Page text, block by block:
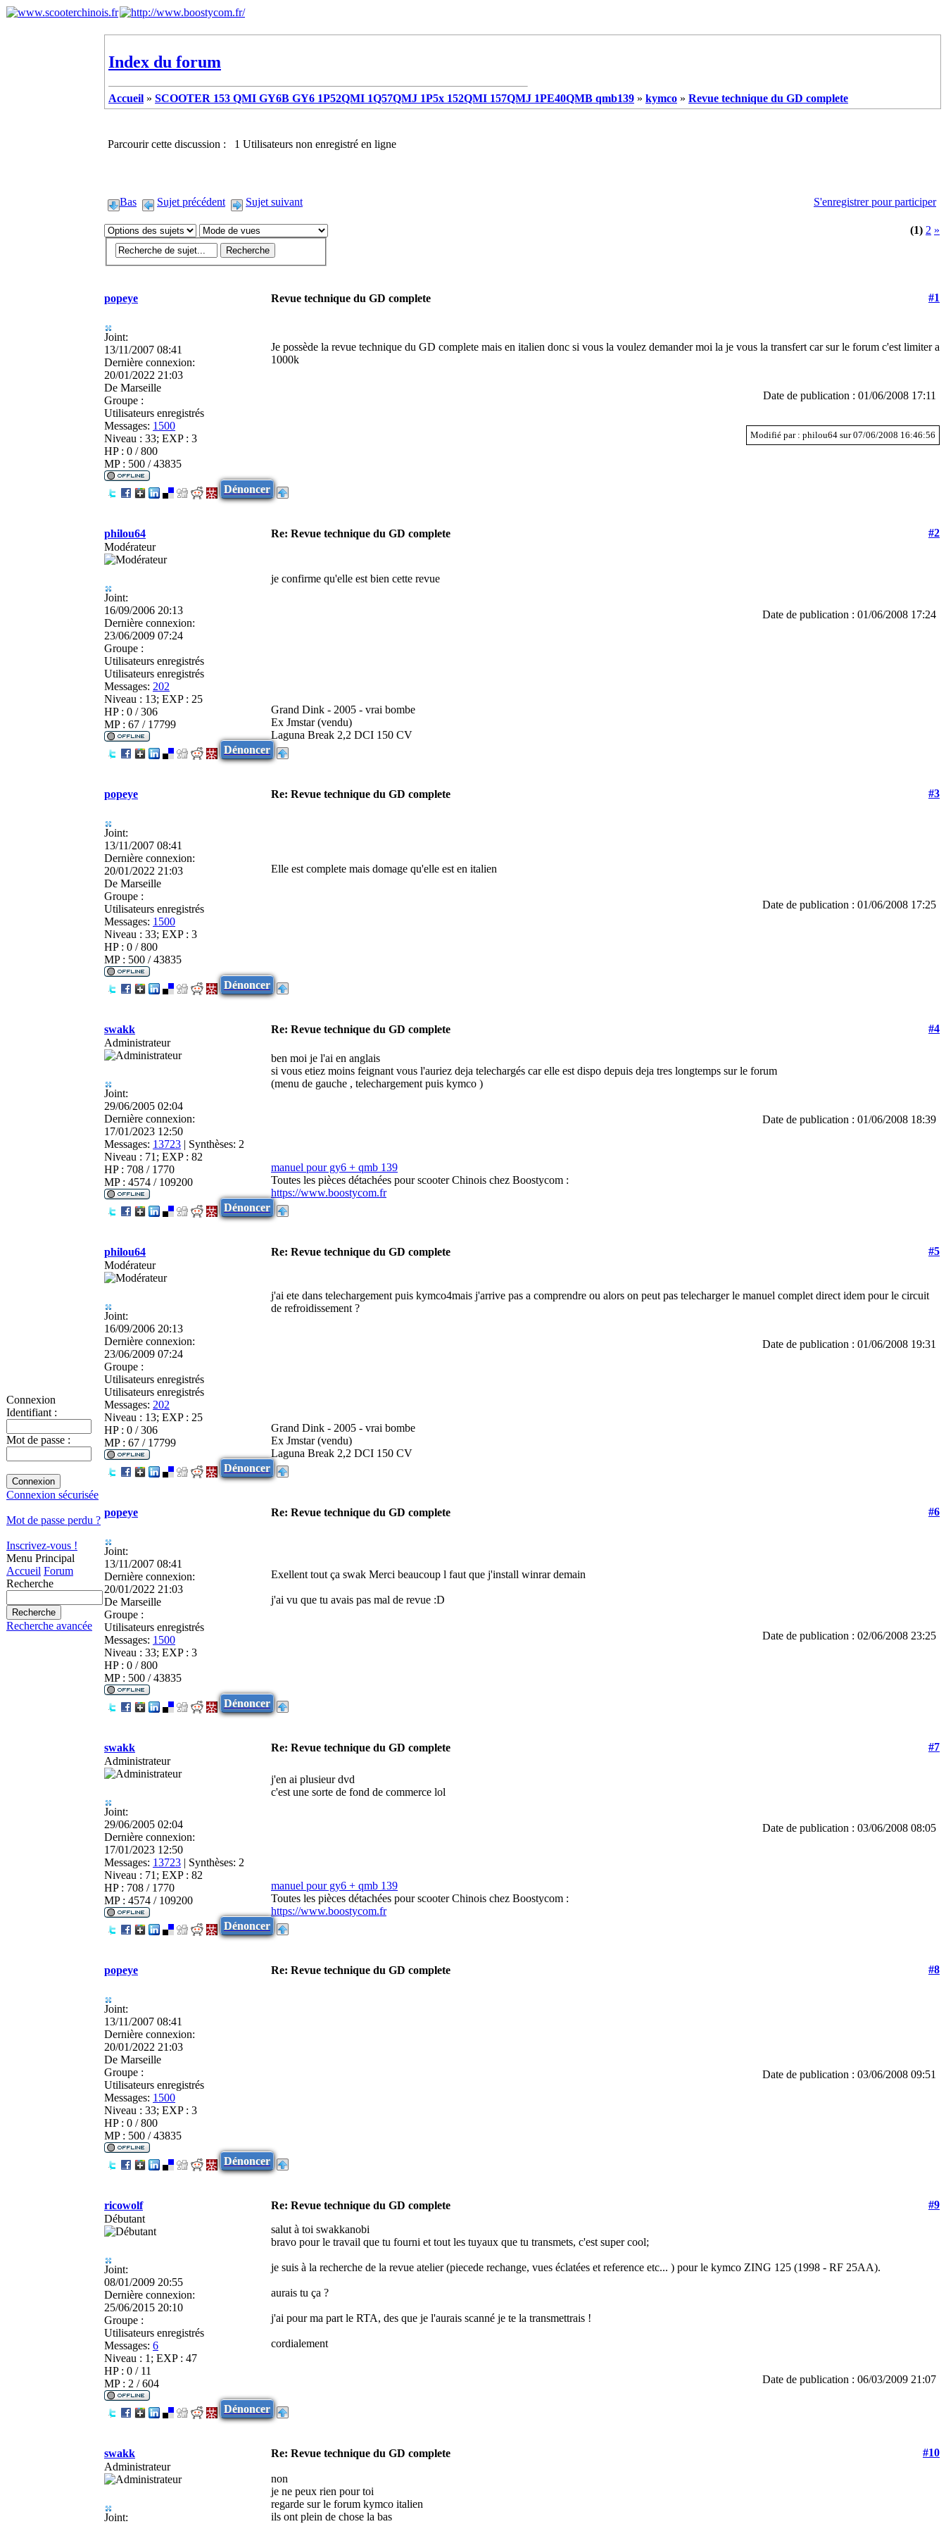
Connexion
Identifiant :
Mot de passe :
Connexion sécurisée
Mot de passe perdu ?
Inscrivez-vous !
Menu Principal
Accueil Forum
Recherche
Recherche avancée
Index du forum
Accueil » SCOOTER 153 QMI GY6B GY6 1P52QMI 1Q57QMJ 1P5x 152QMI 157QMJ 1PE40QMB qmb139 » kymco » Revue technique du GD complete
Parcourir cette discussion : 1 Utilisateurs non enregistré en ligne
Bas Sujet précédent Sujet suivant S'enregistrer pour participer
(1) 2 »
popeye Revue technique du GD complete #1
Joint:
13/11/2007 08:41
Dernière connexion:
20/01/2022 21:03
De Marseille
Groupe :
Utilisateurs enregistrés
Messages: 1500
Niveau : 33; EXP : 3
HP : 0 / 800
MP : 500 / 43835
Je possède la revue technique du GD complete mais en italien donc si vous la voulez demander moi la je vous la transfert car sur le forum c'est limiter a
1000k
Date de publication : 01/06/2008 17:11
Modifié par : philou64 sur 07/06/2008 16:46:56
Dénoncer
philou64 Re: Revue technique du GD complete
#2
Modérateur
Joint:
16/09/2006 20:13
Dernière connexion:
23/06/2009 07:24
Groupe :
Utilisateurs enregistrés
Utilisateurs enregistrés
Messages: 202
Niveau : 13; EXP : 25
HP : 0 / 306
MP : 67 / 17799
je confirme qu'elle est bien cette revue
Date de publication : 01/06/2008 17:24
Grand Dink - 2005 - vrai bombe
Ex Jmstar (vendu)
Laguna Break 2,2 DCI 150 CV
Dénoncer
popeye Re: Revue technique du GD complete #3
Joint:
13/11/2007 08:41
Dernière connexion:
20/01/2022 21:03
De Marseille
Groupe :
Utilisateurs enregistrés
Messages: 1500
Niveau : 33; EXP : 3
HP : 0 / 800
MP : 500 / 43835
Elle est complete mais domage qu'elle est en italien
Date de publication : 01/06/2008 17:25
Dénoncer
swakk Re: Revue technique du GD complete
#4
Administrateur
Joint:
29/06/2005 02:04
Dernière connexion:
17/01/2023 12:50
Messages: 13723 | Synthèses: 2
Niveau : 71; EXP : 82
HP : 708 / 1770
MP : 4574 / 109200
ben moi je l'ai en anglais
si vous etiez moins feignant vous l'auriez deja telechargés car elle est dispo depuis deja tres longtemps sur le forum
(menu de gauche , telechargement puis kymco )
Date de publication : 01/06/2008 18:39
manuel pour gy6 + qmb 139
Toutes les pièces détachées pour scooter Chinois chez Boostycom :
https://www.boostycom.fr
Dénoncer
philou64 Re: Revue technique du GD complete
#5
Modérateur
Joint:
16/09/2006 20:13
Dernière connexion:
23/06/2009 07:24
Groupe :
Utilisateurs enregistrés
Utilisateurs enregistrés
Messages: 202
Niveau : 13; EXP : 25
HP : 0 / 306
MP : 67 / 17799
j'ai ete dans telechargement puis kymco4mais j'arrive pas a comprendre ou alors on peut pas telecharger le manuel complet direct idem pour le circuit
de refroidissement ?
Date de publication : 01/06/2008 19:31
Grand Dink - 2005 - vrai bombe
Ex Jmstar (vendu)
Laguna Break 2,2 DCI 150 CV
Dénoncer
popeye Re: Revue technique du GD complete #6
Joint:
13/11/2007 08:41
Dernière connexion:
20/01/2022 21:03
De Marseille
Groupe :
Utilisateurs enregistrés
Messages: 1500
Niveau : 33; EXP : 3
HP : 0 / 800
MP : 500 / 43835
Exellent tout ça swak Merci beaucoup l faut que j'install winrar demain
j'ai vu que tu avais pas mal de revue :D
Date de publication : 02/06/2008 23:25
Dénoncer
swakk Re: Revue technique du GD complete
#7
Administrateur
Joint:
29/06/2005 02:04
Dernière connexion:
17/01/2023 12:50
Messages: 13723 | Synthèses: 2
Niveau : 71; EXP : 82
HP : 708 / 1770
MP : 4574 / 109200
j'en ai plusieur dvd
c'est une sorte de fond de commerce lol
Date de publication : 03/06/2008 08:05
manuel pour gy6 + qmb 139
Toutes les pièces détachées pour scooter Chinois chez Boostycom :
https://www.boostycom.fr
Dénoncer
popeye Re: Revue technique du GD complete #8
Joint:
13/11/2007 08:41
Dernière connexion:
20/01/2022 21:03
De Marseille
Groupe :
Utilisateurs enregistrés
Messages: 1500
Niveau : 33; EXP : 3
HP : 0 / 800
MP : 500 / 43835
Date de publication : 03/06/2008 09:51
Dénoncer
ricowolf Re: Revue technique du GD complete
#9
Débutant
Joint:
08/01/2009 20:55
Dernière connexion:
25/06/2015 20:10
Groupe :
Utilisateurs enregistrés
Messages: 6
Niveau : 1; EXP : 47
HP : 0 / 11
MP : 2 / 604
salut à toi swakkanobi
bravo pour le travail que tu fourni et tout les tuyaux que tu transmets, c'est super cool;
je suis à la recherche de la revue atelier (piecede rechange, vues éclatées et reference etc... ) pour le kymco ZING 125 (1998 - RF 25AA).
aurais tu ça ?
j'ai pour ma part le RTA, des que je l'aurais scanné je te la transmettrais !
cordialement
Date de publication : 06/03/2009 21:07
Dénoncer
swakk Re: Revue technique du GD complete
#10
Administrateur
Joint:
non
je ne peux rien pour toi
regarde sur le forum kymco italien
ils ont plein de chose la bas